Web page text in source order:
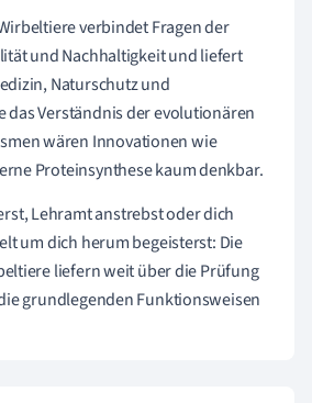
verbindet Fragen der
und Nachhaltigkeit und liefert
Naturschutz und
das Verständnis der evolutionären
wären Innovationen wie
Proteinsynthese kaum denkbar.
Lehramt anstrebst oder dich
um dich herum begeisterst: Die
liefern weit über die Prüfung
grundlegenden Funktionsweisen